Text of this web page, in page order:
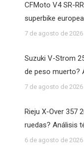
CFMoto V4 SR-
superbike
7 de agosto de 2026
Suzuki V-Strom
de peso muerto?
7 de agosto de 2026
Rieju X-Over 357
ruedas? Análisis
6 de agosto de 2026